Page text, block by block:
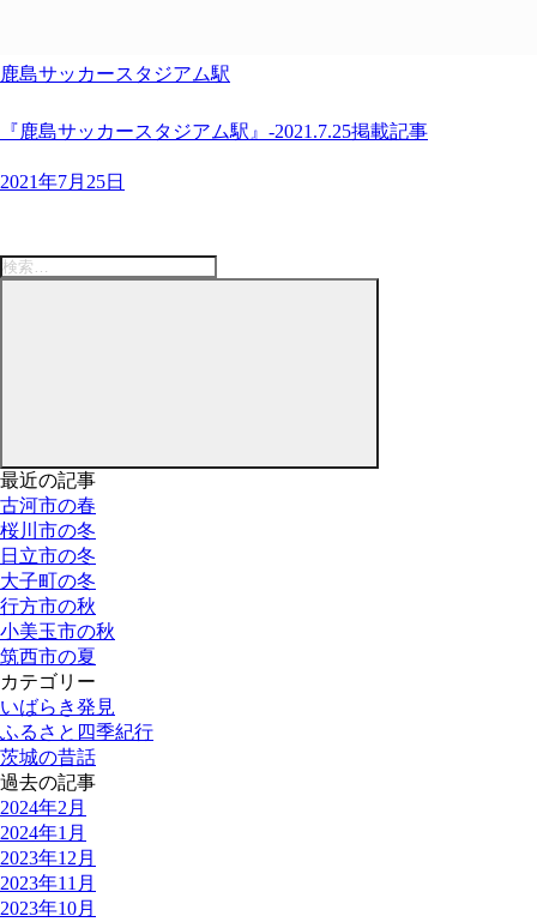
鹿島サッカースタジアム駅
『鹿島サッカースタジアム駅』-2021.7.25掲載記事
2021年7月25日
検
最近の記事
古河市の春
桜川市の冬
日立市の冬
大子町の冬
行方市の秋
小美玉市の秋
筑西市の夏
カテゴリー
いばらき発見
ふるさと四季紀行
茨城の昔話
過去の記事
2024年2月
2024年1月
2023年12月
2023年11月
2023年10月